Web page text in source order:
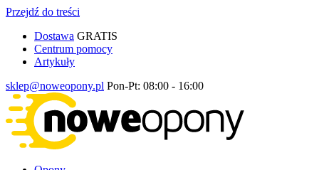
Przejdź do treści
Dostawa GRATIS
Centrum pomocy
Artykuły
sklep@noweopony.pl Pon-Pt: 08:00 - 16:00